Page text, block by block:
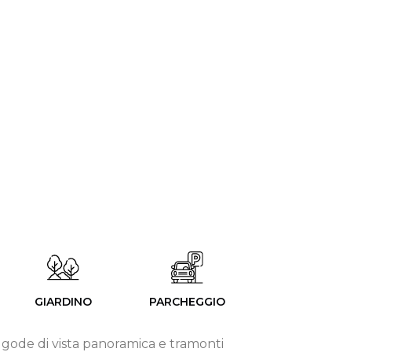
GIARDINO PARCHEGGIO
di vista panoramica e tramonti